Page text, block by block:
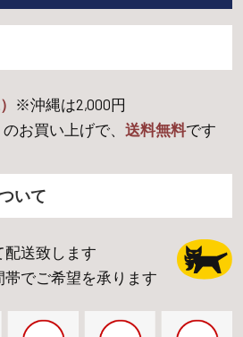
※沖縄は2,000円
のお買い上げで、 送料無料です
いて
配送致します
でご希望を承ります